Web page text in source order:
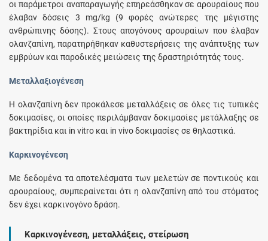
οι παράμετροι αναπαραγωγής επηρεάσθηκαν σε αρουραίους που
έλαβαν δόσεις 3 mg/kg (9 φορές ανώτερες της μέγιστης
ανθρώπινης δόσης). Στους απογόνους αρουραίων που έλαβαν
ολανζαπίνη, παρατηρήθηκαν καθυστερήσεις της ανάπτυξης των
εμβρύων και παροδικές μειώσεις της δραστηριότητάς τους.
Μεταλλαξιογένεση
H ολανζαπίνη δεν προκάλεσε μεταλλάξεις σε όλες τις τυπικές
δοκιμασίες, οι οποίες περιλάμβαναν δοκιμασίες μετάλλαξης σε
βακτηρίδια και in vitro και in vivo δοκιμασίες σε θηλαστικά.
Καρκινογένεση
Με δεδομένα τα αποτελέσματα των μελετών σε ποντικούς και
αρουραίους, συμπεραίνεται ότι η ολανζαπίνη από του στόματος
δεν έχει καρκινογόνο δράση.
Καρκινογένεση, μεταλλάξεις, στείρωση